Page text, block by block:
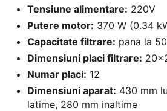
Tensiune alimentare: 220V
Putere motor: 370 W (0.34
Capacitate filtrare: pana la
Dimensiuni placi filtrare:
Numar placi: 12
Dimensiuni aparat: 430 mm
latime, 280 mm inaltime